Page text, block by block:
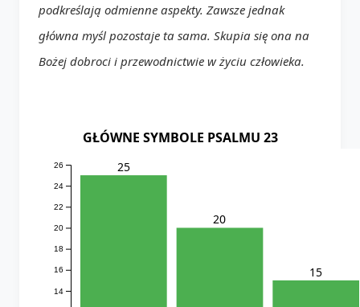
podkreślają odmienne aspekty. Zawsze jednak
główna myśl pozostaje ta sama. Skupia się ona na
Bożej dobroci i przewodnictwie w życiu człowieka.
GŁÓWNE SYMBOLE PSALMU 23
14
16
18
20
22
24
26 25
20
15